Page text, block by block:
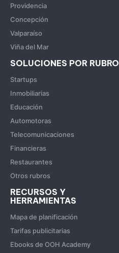
Providencia
Concepción
Valparaíso
Viña del Mar
SOLUCIONES POR RUBRO
Startups
Inmobiliarias
Educación
Automotoras
Telecomunicaciones
Financieras
Restaurantes
Otros rubros
RECURSOS Y
HERRAMIENTAS
Mapa de planificación
Tarifas publicitarias
Ebooks de OOH Academy